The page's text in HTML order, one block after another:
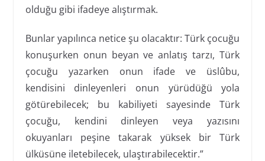
olduğu gibi ifadeye alıştırmak.
Bunlar yapılınca netice şu olacaktır: Türk çocuğu
konuşurken onun beyan ve anlatış tarzı, Türk
çocuğu yazarken onun ifade ve üslûbu,
kendisini dinleyenleri onun yürüdüğü yola
götürebilecek; bu kabiliyeti sayesinde Türk
çocuğu, kendini dinleyen veya yazısını
okuyanları peşine takarak yüksek bir Türk
ülküsüne iletebilecek, ulaştırabilecektir.”